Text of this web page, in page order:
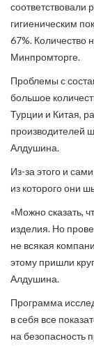
соответствовали
гигиеническим
67%. Количество
Минпромторге.
Проблемы с
большое
Турции и Китая,
производителей
Алдушина.
Из-за этого и
из которого они
«Можно сказать,
изделия. Но
не всякая
этому пришли
Алдушина.
Программа
в себя все
на безопасность